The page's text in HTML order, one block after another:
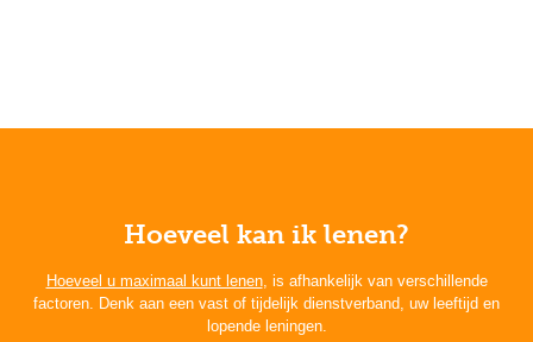
Hoeveel kan ik lenen?
Hoeveel u maximaal kunt lenen, is afhankelijk van verschillende
factoren. Denk aan een vast of tijdelijk dienstverband, uw leeftijd en
lopende leningen.